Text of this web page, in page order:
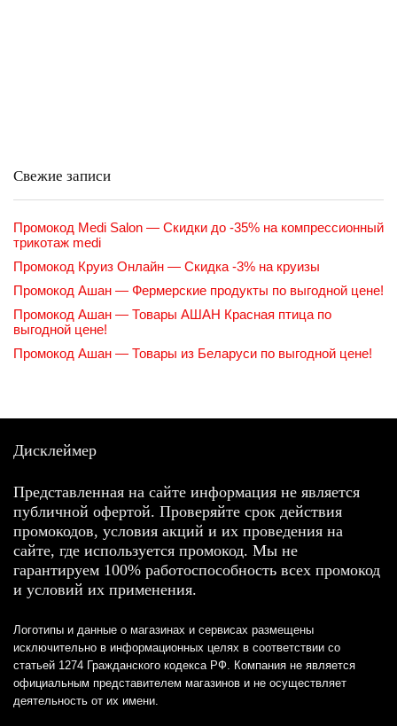
Свежие записи
Промокод Medi Salon — Скидки до -35% на компрессионный
трикотаж medi
Промокод Круиз Онлайн — Скидка -3% на круизы
Промокод Ашан — Фермерские продукты по выгодной цене!
Промокод Ашан — Товары АШАН Красная птица по
выгодной цене!
Промокод Ашан — Товары из Беларуси по выгодной цене!
Дисклеймер
Представленная на сайте информация не является
публичной офертой. Проверяйте срок действия
промокодов, условия акций и их проведения на
сайте, где используется промокод. Мы не
гарантируем 100% работоспособность всех промокод
и условий их применения.
Логотипы и данные о магазинах и сервисах размещены
исключительно в информационных целях в соответствии со
статьей 1274 Гражданского кодекса РФ. Компания не является
официальным представителем магазинов и не осуществляет
деятельность от их имени.